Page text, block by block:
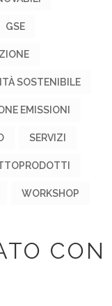
GSE
SOSTENIBILE
EMISSIONI
SERVIZI
WORKSHOP
CON